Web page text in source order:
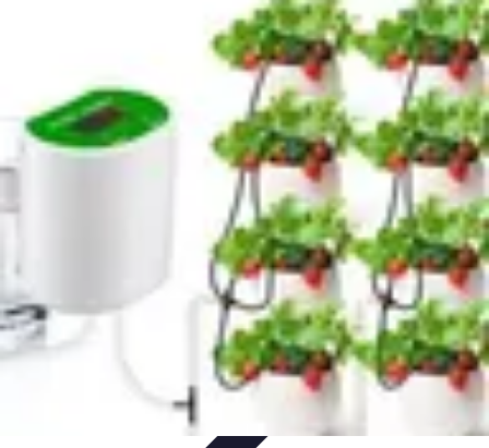
Innovations en irrigationInstallation et
Entretien et Maintenance
Système Irrigation